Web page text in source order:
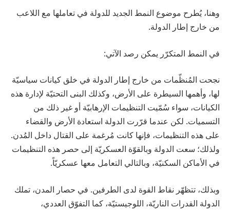
وهنا، يُطرح موضوع النمط الجديد للدولة في تعاملها مع اللاعب
من خارج إطار الدولة.
في النمط المتكرّر يمكن رصد الآتي:
نجحت المُنظّمات من خارج إطار الدولة في خلق كيانات سياسيّة
لها، وأهمها السيطرة على الأرض، وكذلك البنى التحتيّة لإدارة هذه
الكيانات، سواء سُمّيت التنظيمات الإرهابيّة أو غير ذلك من
التسميات. لكن عندما قرّرت الدولة استعادة الأرض والقضاء
على هذه التنظيمات، فإنها كانت مُرغمة على القتال داخل المُدن.
ولذلك؛ سعت الدولة وبالقوّة العسكريّة إلى حصر هذه التنظيمات
في الأماكن السكنيّة، وبالتالي التعامل معها عسكريّاً.
وبذلك، تتظهّر نقاط القوة لدى الطرفين. في حصار المدن، تملك
الدولة القدرات الناريّة، اللوجيستيّة، كما التفوّق العددي،